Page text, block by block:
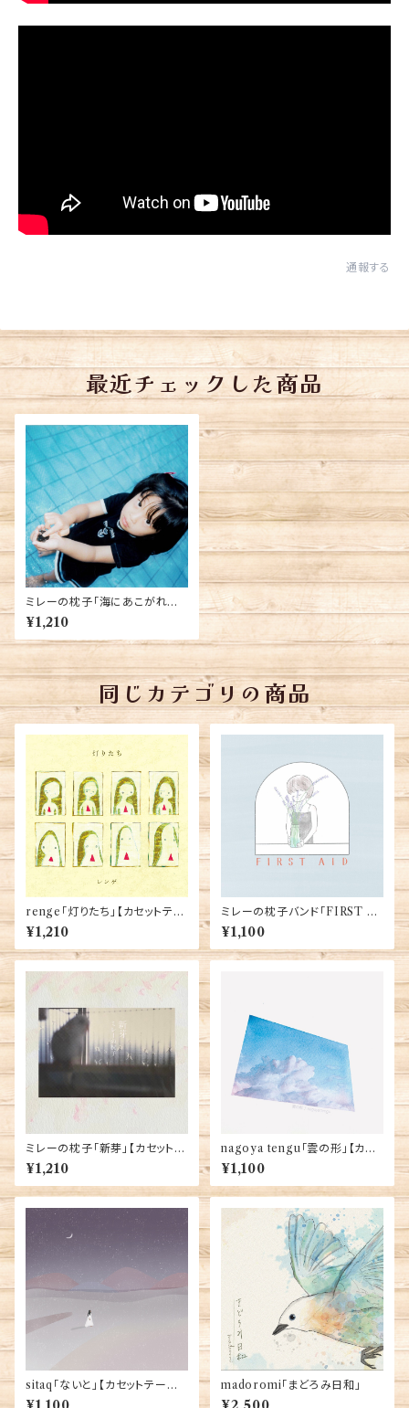
通報する
最近チェックした商品
ミレーの枕子「海にあこがれて」
【カセットテープ作品 / ダウンロ
ード・コード付き】
¥1,210
同じカテゴリの商品
renge「灯りたち」【カセットテー
プ作品 / ダウンロード・コード付
き】
¥1,210
ミレーの枕子バンド「FIRST AI
D」【カセットテープ作品 / ダウン
ロード・コード付き】
¥1,100
ミレーの枕子「新芽」【カセットテ
ープ作品 / ダウンロード・コード
付き】
¥1,210
nagoya tengu「雲の形」【カセ
ットテープ作品 / ダウンロード・
コード付き】
¥1,100
sitaq「ないと」【カセットテープ
作品 / ダウンロード・コード付
madoromi「まどろみ日和」